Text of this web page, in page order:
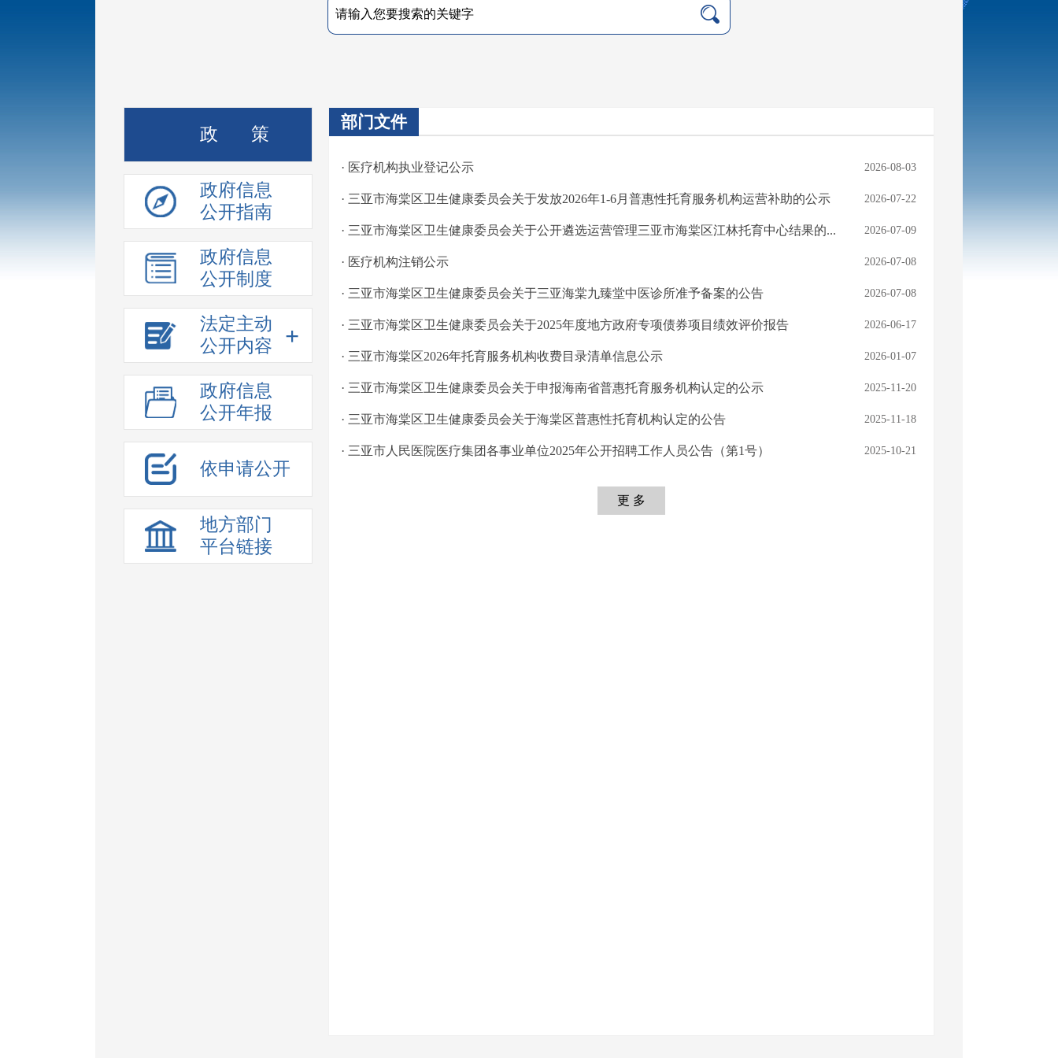
政 策
政府信息
公开指南
政府信息
公开制度
法定主动
公开内容
+
政府信息
公开年报
依申请公开
地方部门
平台链接
部门文件
· 医疗机构执业登记公示 2026-08-03
· 三亚市海棠区卫生健康委员会关于发放2026年1-6月普惠性托育服务机构运营补助的公示 2026-07-22
· 三亚市海棠区卫生健康委员会关于公开遴选运营管理三亚市海棠区江林托育中心结果的... 2026-07-09
· 医疗机构注销公示 2026-07-08
· 三亚市海棠区卫生健康委员会关于三亚海棠九臻堂中医诊所准予备案的公告 2026-07-08
· 三亚市海棠区卫生健康委员会关于2025年度地方政府专项债券项目绩效评价报告 2026-06-17
· 三亚市海棠区2026年托育服务机构收费目录清单信息公示 2026-01-07
· 三亚市海棠区卫生健康委员会关于申报海南省普惠托育服务机构认定的公示 2025-11-20
· 三亚市海棠区卫生健康委员会关于海棠区普惠性托育机构认定的公告 2025-11-18
· 三亚市人民医院医疗集团各事业单位2025年公开招聘工作人员公告（第1号） 2025-10-21
更 多